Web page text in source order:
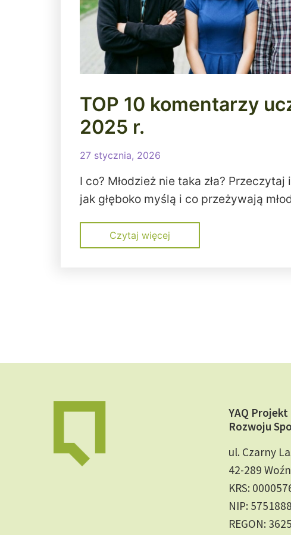
TOP 10 komentarzy
2025 r.
27 stycznia, 2026
I co? Młodzież nie taka zła?
jak głęboko myślą i co przeżywają
Czytaj więcej
YAQ
Rozwoju
ul. Czarny
42-289
KRS:
NIP:
REGON: